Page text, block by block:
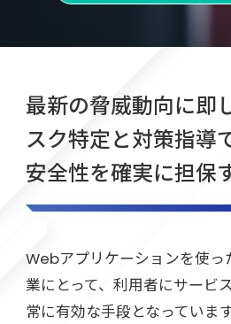
最新の脅威動向に即
スク特定と対策指導で
安全性を確実に担保
Webアプリケーションを使っ
業にとって、利用者にサービ
常に有効な手段となっています